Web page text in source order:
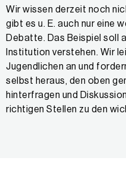
Wir wissen derzeit noch
gibt es u. E. auch nur eine
Debatte. Das Beispiel soll
Institution verstehen. Wir
Jugendlichen an und
selbst heraus, den oben
hinterfragen und
richtigen Stellen zu den